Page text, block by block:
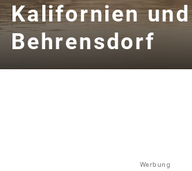
Kalifornien und
Behrensdorf
Werbung